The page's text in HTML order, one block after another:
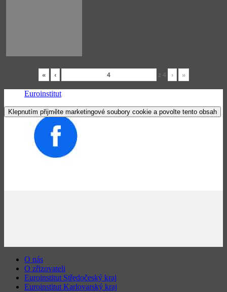
« ‹ z 4 › »
Euroinstitut
Klepnutím přijměte marketingové soubory cookie a povolte tento obsah
O nás
O zřizovateli
Euroinstitut Středočeský kraj
Euroinstitut Karlovarský kraj